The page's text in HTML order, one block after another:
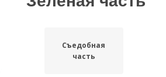
Съедобная
часть